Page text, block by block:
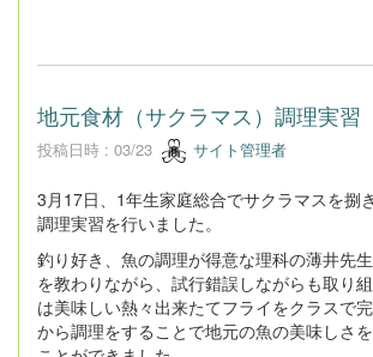
地元食材（サクラマス）調理実習
投稿日時 : 03/23 サイト管理者
3月17日、1年生家庭総合でサクラマスを捌
調理実習を行いました。
釣り好き、魚の調理が得意な理科の薄井先
を教わりながら、試行錯誤しながらも取り
は美味しい熱々出来たてフライをクラスで
から調理をすることで地元の魚の美味しさ